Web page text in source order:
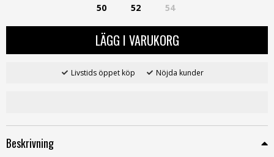
50
52 54
LÄGG I VARUKORG
Livstids öppet köp Nöjda kunder
Beskrivning